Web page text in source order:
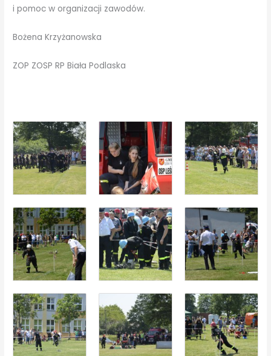
i pomoc w organizacji zawodów.
Bożena Krzyżanowska
ZOP ZOSP RP Biała Podlaska